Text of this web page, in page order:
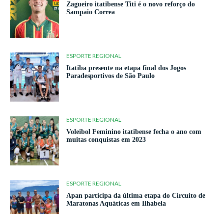
Zagueiro itatibense Titi é o novo reforço do
Sampaio Correa
ESPORTE REGIONAL
Itatiba presente na etapa final dos Jogos
Paradesportivos de São Paulo
ESPORTE REGIONAL
Voleibol Feminino itatibense fecha o ano com
muitas conquistas em 2023
ESPORTE REGIONAL
Apan participa da última etapa do Circuito de
Maratonas Aquáticas em Ilhabela